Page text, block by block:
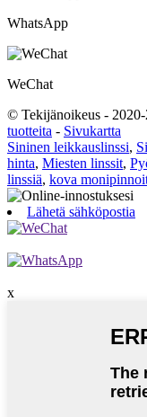
WhatsApp
WeChat
© Tekijänoikeus -
tuotteita - Sivukartta
Sininen leikkauslinssi,
hinta, Miesten linssit,
linssiä, kova
Lähetä sähköpostia
x